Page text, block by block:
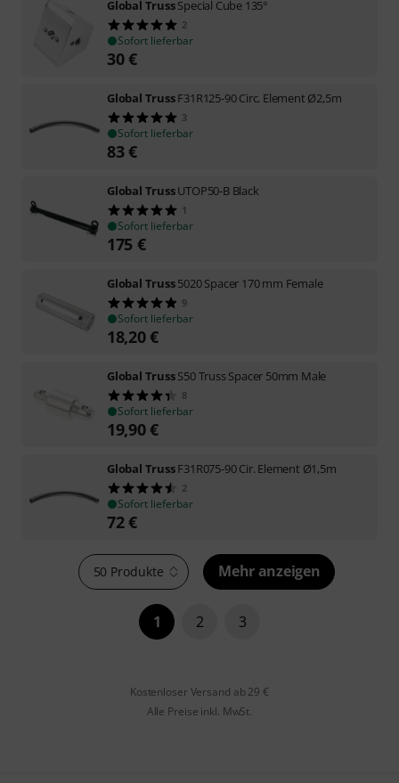
Global TrussSpecial Cube 135°
2
Sofort lieferbar
30€
Global TrussF31R125-90 Circ. Element Ø2,5m
3
Sofort lieferbar
83€
Global TrussUTOP50-B Black
1
Sofort lieferbar
175 €
Global Truss5020 Spacer 170 mm Female
9
Sofort lieferbar
18,20€
Global TrussS50 Truss Spacer 50mm Male
8
Sofort lieferbar
19,90€
Global TrussF31R075-90 Cir. Element Ø1,5m
2
Sofort lieferbar
72€
50 Produkte Mehr anzeigen
1 2 3
Kostenloser Versand ab 29 €
Alle Preise inkl. MwSt.